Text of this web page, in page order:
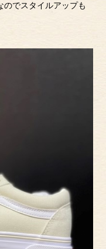
のでスタイルアップも